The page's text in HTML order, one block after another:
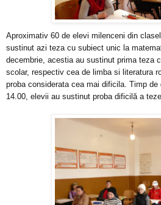
Aproximativ 60 de elevi milenceni din
sustinut azi teza cu subiect unic la
decembrie, acestia au sustinut prima teza
scolar, respectiv cea de limba si literatura
proba considerata cea mai dificila. Timp de
14.00, elevii au sustinut proba dificilă a